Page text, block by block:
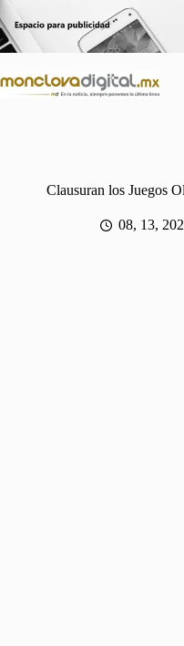
al
contenido
Clausuran los Juegos
08, 13,